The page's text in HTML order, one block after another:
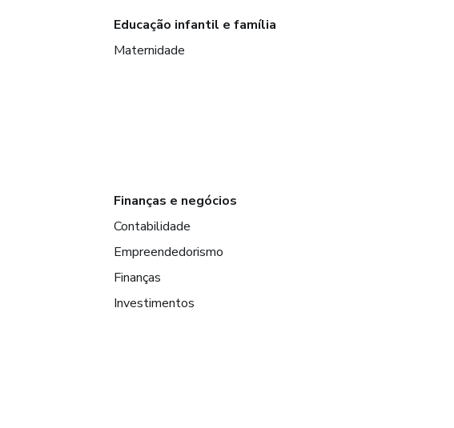
Educação infantil e família
Maternidade
Finanças e negócios
Contabilidade
Empreendedorismo
Finanças
Investimentos